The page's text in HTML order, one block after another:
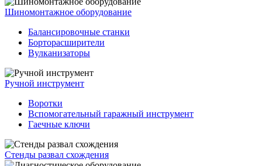
Шиномонтажное оборудование
Балансировочные станки
Борторасширители
Вулканизаторы
Ручной инструмент
Воротки
Вспомогательный гаражный инструмент
Гаечные ключи
Стенды развал схождения